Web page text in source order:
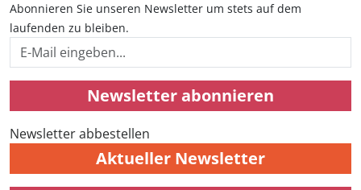
Abonnieren Sie unseren Newsletter um stets auf dem
laufenden zu bleiben.
Newsletter abonnieren
Newsletter abbestellen
Aktueller Newsletter